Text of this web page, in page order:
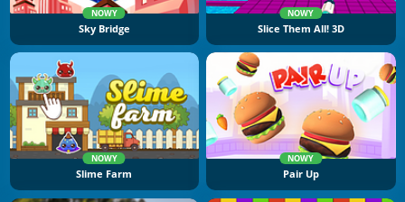
NOWY
Sky Bridge
NOWY
Slice Them All! 3D
NOWY
Slime Farm
NOWY
Pair Up